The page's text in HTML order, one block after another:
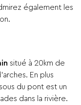
également les
situé à 20km de
En plus
du pont est un
dans la rivière.